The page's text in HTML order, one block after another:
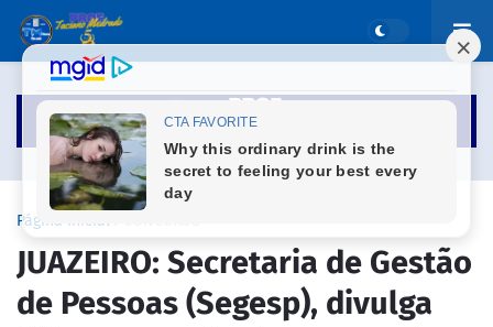
Página inicial
JUAZEIRO: Secretaria de Gestão
de Pessoas (Segesp), divulga